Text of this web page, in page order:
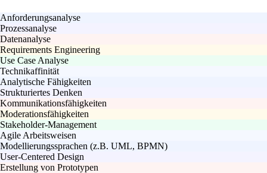
Anforderungsanalyse
Prozessanalyse
Datenanalyse
Requirements Engineering
Use Case Analyse
Technikaffinität
Analytische Fähigkeiten
Strukturiertes Denken
Kommunikationsfähigkeiten
Moderationsfähigkeiten
Stakeholder-Management
Agile Arbeitsweisen
Modellierungssprachen (z.B. UML, BPMN)
User-Centered Design
Erstellung von Prototypen